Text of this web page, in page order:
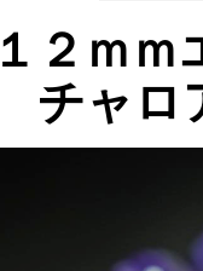
１２ｍ
チャ